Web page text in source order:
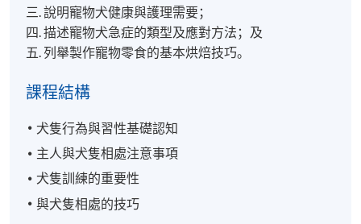
三. 說明寵物犬健康與護理需要；
四. 描述寵物犬急症的類型及應對方法；及
五. 列舉製作寵物零食的基本烘焙技巧。
課程結構
犬隻行為與習性基礎認知
主人與犬隻相處注意事項
犬隻訓練的重要性
與犬隻相處的技巧